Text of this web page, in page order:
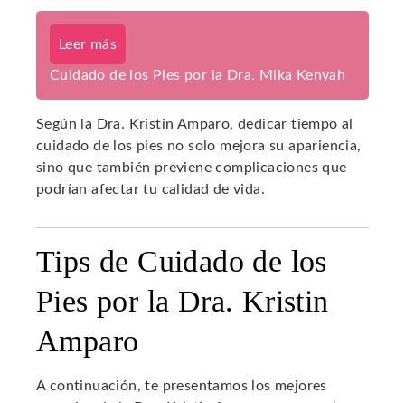
Leer más
Cuidado de los Pies por la Dra. Mika Kenyah
Según la Dra. Kristin Amparo, dedicar tiempo al
cuidado de los pies no solo mejora su apariencia,
sino que también previene complicaciones que
podrían afectar tu calidad de vida.
Tips de Cuidado de los
Pies por la Dra. Kristin
Amparo
A continuación, te presentamos los mejores